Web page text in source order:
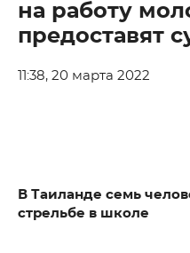
на работу
предоставят
11:38, 20 марта 2022
В Таиланде семь
стрельбе в школе